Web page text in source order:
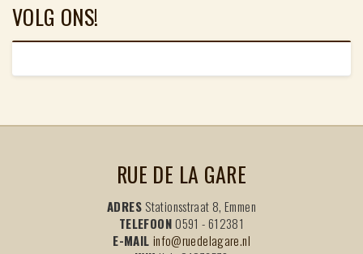
VOLG ONS!
RUE DE LA GARE
ADRES Stationsstraat 8, Emmen
TELEFOON0591 - 612381
E-MAIL info@ruedelagare.nl